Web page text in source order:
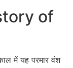
of
में यह परमार वंश